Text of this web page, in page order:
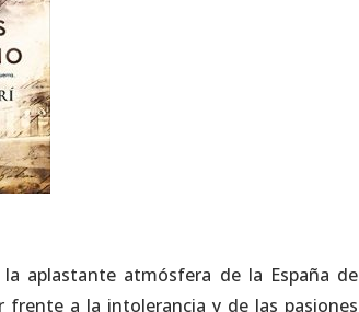
aplastante atmósfera de la España de
frente a la intolerancia y de las pasiones